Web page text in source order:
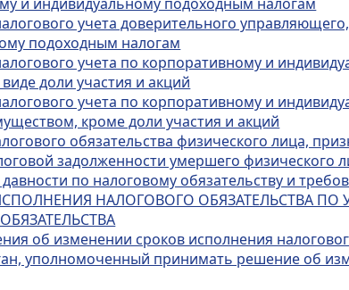
учета доверительного
подоходным налогам
учета по корпоративному и
доли участия и акций
учета по корпоративному и
кроме доли участия и акций
обязательства физического лица,
задолженности умершего физического
по налоговому обязательству и
НАЛОГОВОГО ОБЯЗАТЕЛЬСТВА
об изменении сроков исполнения
уполномоченный принимать решение об